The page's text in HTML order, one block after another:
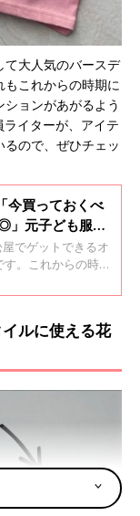
て大人気のバースデ
これからの時期に
ョンがあがるよう
イターが、アイテ
ので、ぜひチェッ
今買っておくべ
」元子ども服販
袖Tシャツ5選
でゲットできるオ
。これからの時期
服販売員ライター
してくださいね♪
ルに使える花